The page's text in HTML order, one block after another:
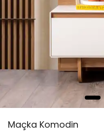
Maçka Komodin